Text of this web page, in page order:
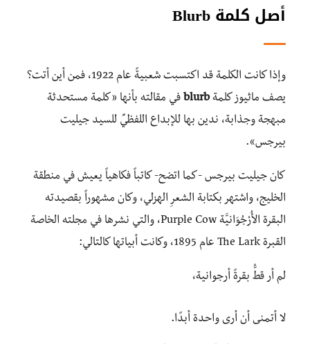
أصل كلمة Blurb
وإذا كانت الكلمة قد اكتسبت شعبيةً عام 1922، فمن أين أتت؟
يصف ماثيوز كلمةblurb في مقالته بأنها «كلمة مستحدثة
مبهجة وجذابة، ندين بها للإبداع اللفظيِّ للسيد جيليت
بيرجس».
كان جيليت بيرجس -كما اتضح- كاتباً فكاهياً يعيش في منطقة
الخليج، واشتهر بكتابة الشعرِ الهزلي، وكان مشهوراً بقصيدته
البقرة الأُرْجُوَانيَّة Purple Cow، والتي نشرها في مجلته الخاصة
القبرة The Lark عام 1895، وكانت أبياتها كالتالي:
لم أر قطُّ بقرةً أرجوانية،
لا أتمنى أن أرى واحدة أبدًا.